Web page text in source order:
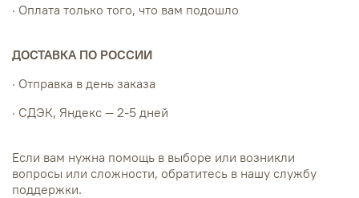
· Оплата только того, что вам подошло
ДОСТАВКА ПО РОССИИ
· Отправка в день заказа
· СДЭК, Яндекс — 2-5 дней
Если вам нужна помощь в выборе или возникли
вопросы или сложности, обратитесь в нашу службу
поддержки.